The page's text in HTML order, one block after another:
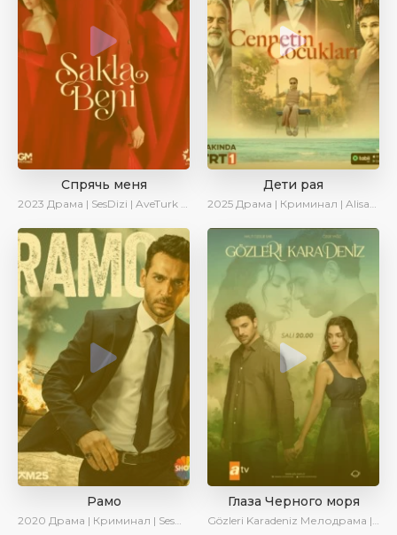
Спрячь меня
2023 Драма | SesDizi | AveTurk | AlisaDirilis | Сериалы 2023
Дети рая
2025 Драма | Криминал | AlisaDirilis | Новинки | Сериалы 2025
Рамо
2020 Драма | Криминал | SesDizi | Ирина Котова
Глаза Черного моря
Gözleri Karadeniz Мелодрама | Драма | Новинки | Сериалы 2025